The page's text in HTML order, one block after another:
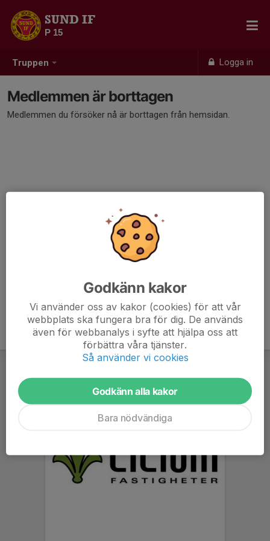
Truppen Logga in
SUND IF
P 15
Medlemmen är borttagen
Medlemmen du försöker nå är borttagen från hemsidan.
Godkänn kakor
Vi använder oss av kakor (cookies) för att vår
webbplats ska fungera bra för dig. De används
även för webbanalys i syfte att hjälpa oss att
förbättra våra tjänster.
Så använder vi cookies
Godkänn alla kakor
Bara nödvändiga